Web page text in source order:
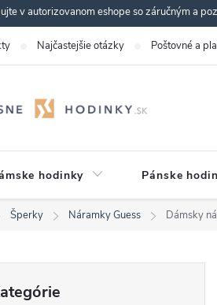
v autorizovanom eshope so záručným a
Najčastejšie otázky Poštovné a
hodinky Pánske
Šperky Náramky Guess Dámsky